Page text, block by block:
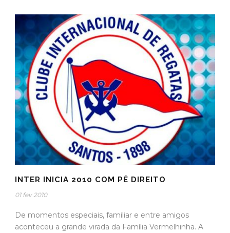
INTER INICIA 2010 COM PÉ DIREITO
01 fev 2010
De momentos especiais, familiar e entre amigos
aconteceu a grande virada da Família Vermelhinha. A